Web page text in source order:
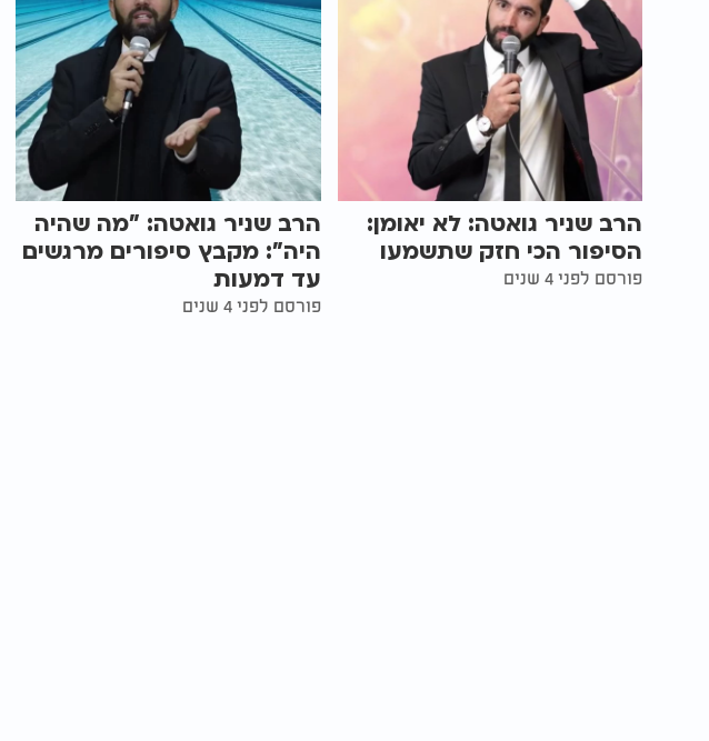
הרב שניר גואטה: לא יאומן:
הסיפור הכי חזק שתשמעו
פורסם לפני 4 שנים
הרב שניר גואטה: "מה שהיה
היה": מקבץ סיפורים מרגשים
עד דמעות
פורסם לפני 4 שנים